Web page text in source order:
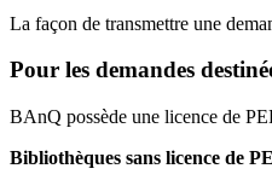
La façon de transmettre une
Pour les demandes
BAnQ possède une licence de
Bibliothèques sans licence de